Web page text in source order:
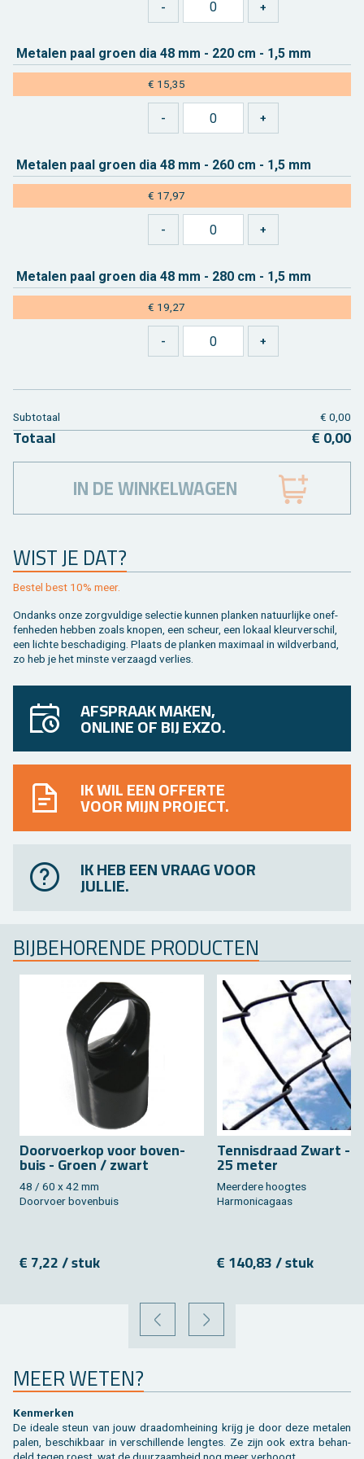
Me­ta­len paal groen dia 48 mm - 220 cm - 1,5 mm
€ 15,35
Me­ta­len paal groen dia 48 mm - 260 cm - 1,5 mm
€ 17,97
Me­ta­len paal groen dia 48 mm - 280 cm - 1,5 mm
€ 19,27
WIST JE DAT?
Be­stel best 10% meer.
On­danks onze zorg­vul­di­ge se­lec­tie kun­nen plan­ken na­tuur­lij­ke on­ef­
fen­he­den heb­ben zoals kno­pen, een scheur, een lo­kaal kleur­ver­schil,
een lich­te be­scha­di­ging. Plaats de plan­ken maxi­maal in wild­ver­band,
zo heb je het min­ste ver­zaagd ver­lies.
Sub­to­taal € 0,00
To­taal € 0,00
IN DE WINKELWAGEN
AFSPRAAK MAKEN,
ONLINE OF BIJ EXZO.
IK WIL EEN OFFERTE
VOOR MIJN PROJECT.
IK HEB EEN VRAAG VOOR
JULLIE.
BIJ­BE­HO­REN­DE PRO­DUC­TEN
Door­voer­kop voor bo­ven­
buis - Groen / zwart
48 / 60 x 42 mm
Door­voer bo­ven­buis
€ 7,22 / stuk
Ten­nis­draad Zwart -
25 meter
Meer­de­re hoog­tes
Har­mo­ni­ca­gaas
€ 140,83 / stuk
VORIGE VOLGENDE
MEER WETEN?
Ken­mer­ken
De ide­a­le steun van jouw draad­om­hei­ning krijg je door deze me­ta­len
palen, be­schik­baar in ver­schil­len­de leng­tes. Ze zijn ook extra be­han­